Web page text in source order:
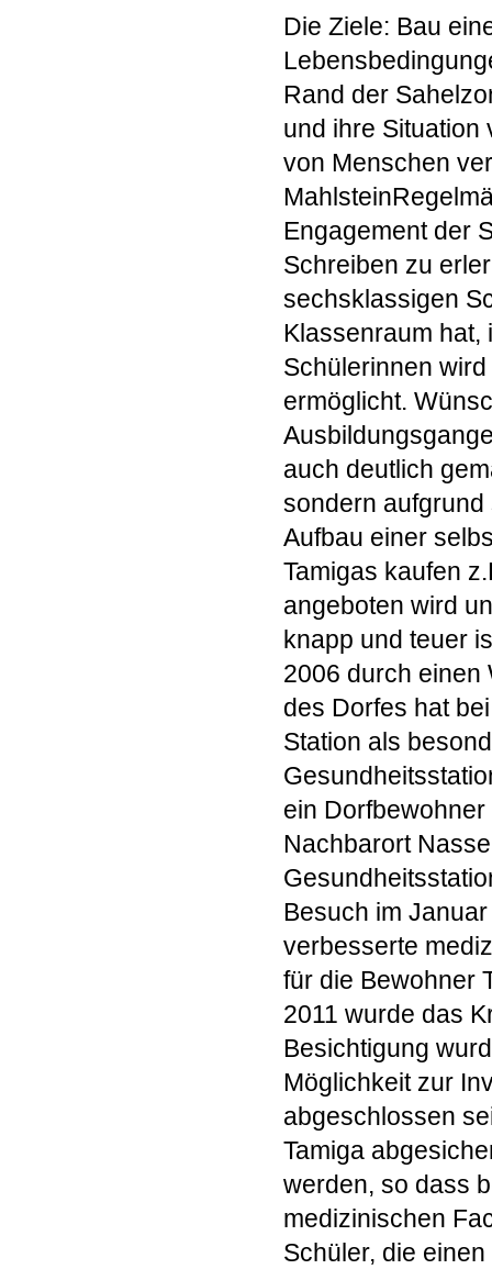
Die Ziele: Bau
Rand der
und ihre Situation
von Menschen
Engagement der
Schreiben zu
sechsklassigen
Klassenraum
Schülerinnen
ermöglicht.
auch deutlich
sondern
Aufbau einer
Tamigas kaufen
angeboten wird
knapp und teuer
2006 durch einen
des Dorfes hat
Station als
ein
Nachbarort
Besuch im
verbesserte
für die Bewohner
2011 wurde das
Besichtigung
Möglichkeit zur
abgeschlossen
Tamiga
werden, so dass
medizinischen
Schüler, die